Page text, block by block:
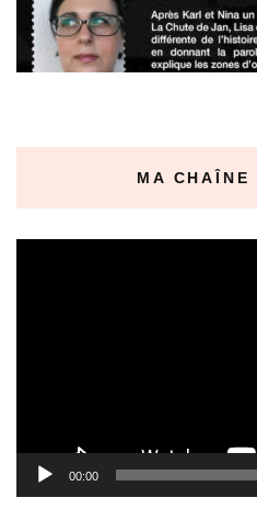
MA CHAÎNE
00:00